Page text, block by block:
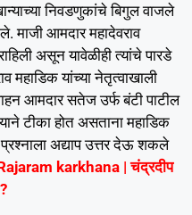
निवडणुकांचे बिगुल वाजले
माजी आमदार महादेवराव
असून यावेळीही त्यांचे पारडे
महाडिक यांच्या नेतृत्वाखाली
आमदार सतेज उर्फ बंटी पाटील
टीका होत असताना महाडिक
अद्याप उत्तर देऊ शकले
karkhana | चंद्रदीप